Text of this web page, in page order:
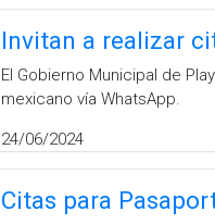
Invitan a realizar
El Gobierno Municipal de
mexicano vía WhatsApp.
24/06/2024
Citas para